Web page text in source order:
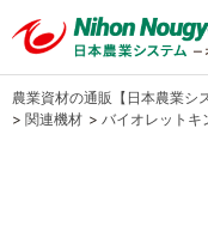
農業資材の通販【日本農業シ
> 関連機材 > バイオレットキ